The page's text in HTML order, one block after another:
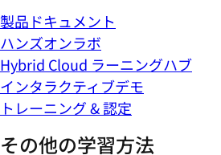
製品ドキュメント
ハンズオンラボ
Hybrid Cloud ラーニングハブ
インタラクティブデモ
トレーニング & 認定
その他の学習方法